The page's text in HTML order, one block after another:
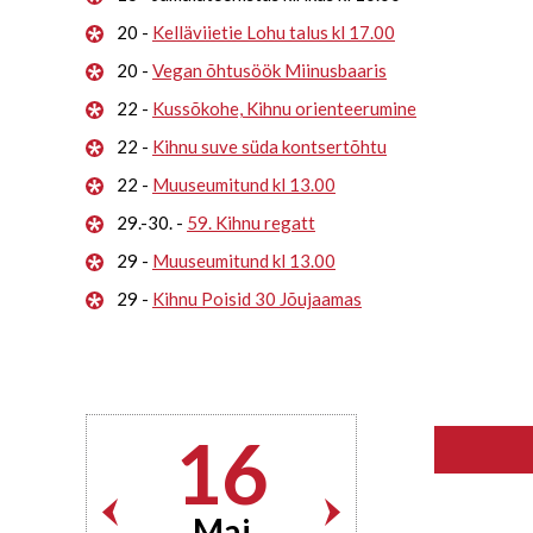
20 - Kelläviietie Lohu talus kl 17.00
20 - Vegan õhtusöök Miinusbaaris
22 - Kussõkohe, Kihnu orienteerumine
22 - Kihnu suve süda kontsertõhtu
22 - Muuseumitund kl 13.00
29.-30. - 59. Kihnu regatt
29 - Muuseumitund kl 13.00
29 - Kihnu Poisid 30 Jõujaamas
16